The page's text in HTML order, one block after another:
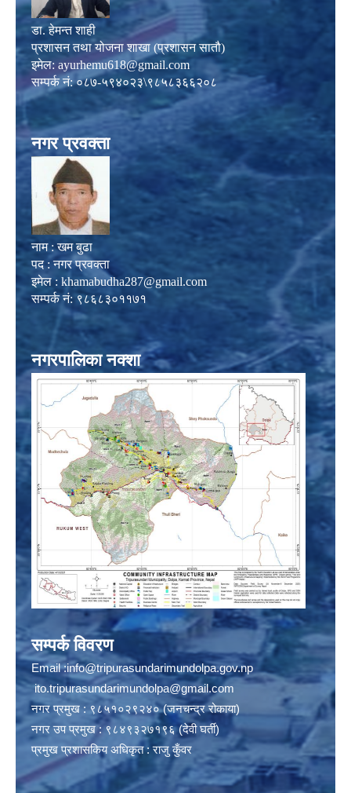
डा. हेमन्त शाही
प्रशासन तथा योजना शाखा (प्रशासन सातौ)
इमेल: ayurhemu618@gmail.com
सम्पर्क नं: ०८७-५९४०२३\९८५८३६६२०८
नगर प्रवक्ता
नाम : खम बुढा
पद : नगर प्रवक्ता
इमेल : khamabudha287@gmail.com
सम्पर्क नं: ९८६८३०११७१
नगरपालिका नक्शा
सम्पर्क विवरण
Email :info@tripurasundarimundolpa.gov.np
ito.tripurasundarimundolpa@gmail.com
नगर प्रमुख : ९८५१०२९२४० (जनचन्द्र रोकाया)
नगर उप प्रमुख : ९८४९३२७१९६ (देवी घर्ती)
प्रमुख प्रशासकिय अधिकृत : राजु कुँवर